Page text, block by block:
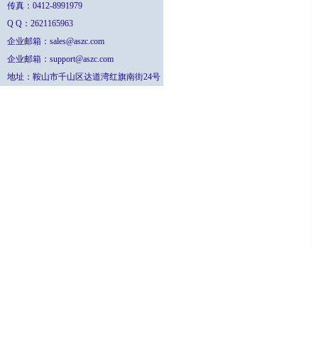
传真：0412-8991979
Q Q：2621165963
企业邮箱：sales@aszc.com
企业邮箱：support@aszc.com
地址：鞍山市千山区达道湾红旗南街24号